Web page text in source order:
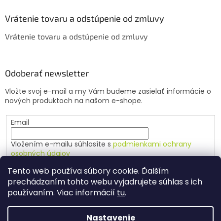
Tento web používa súbory cookie. Ďalším
prechádzaním tohto webu vyjadrujete súhlas s ich
používaním. Viac informácií tu.
Nastavenie
s
Vrátenie tovaru a odstúpenie od zmluvy
Vrátenie tovaru a odstúpenie od zmluvy
Odoberať newsletter
Vložte svoj e-mail a my Vám budeme zasielať informácie o
nových produktoch na našom e-shope.
Email
Vložením e-mailu súhlasíte s podmienkami ochrany
osobných údajov
PRIHLÁSIŤ SA